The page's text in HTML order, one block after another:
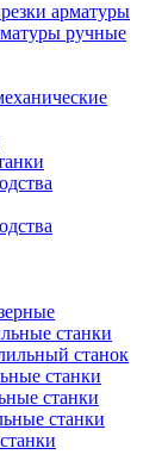
арматуры
ручные
станки
станок
станки
станки
станки